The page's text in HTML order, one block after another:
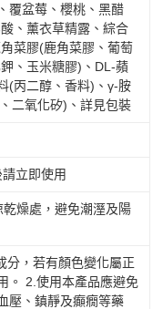
覆盆莓、櫻桃、黑醋
、薰衣草精露、綜合
菜膠(鹿角菜膠、葡萄
、玉米糖膠)、DL-蘋
(丙二醇、香料)、γ-胺
二氧化矽)、詳見包裝
立即使用
燥處，避免潮溼及陽
分，若有顏色變化屬正
。 2.使用本產品應避免
壓、鎮靜及癲癇等藥